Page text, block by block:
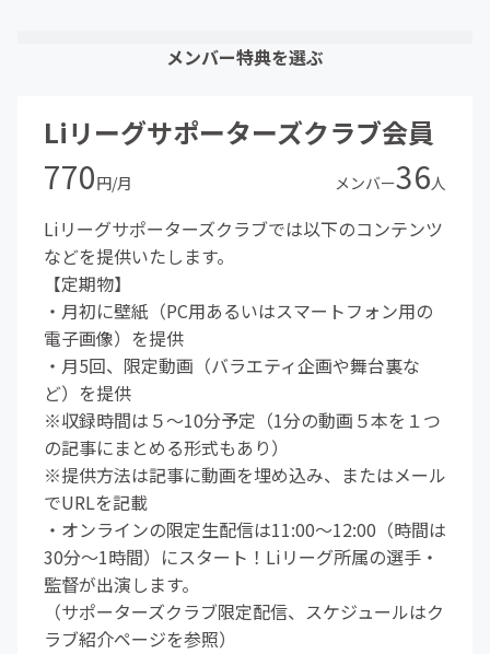
メンバー特典を選ぶ
Liリーグサポーターズクラブ会員
770円/月 メンバー36人
Liリーグサポーターズクラブでは以下のコンテンツ
などを提供いたします。
【定期物】
・月初に壁紙（PC用あるいはスマートフォン用の
電子画像）を提供
・月5回、限定動画（バラエティ企画や舞台裏な
ど）を提供
※収録時間は５～10分予定（1分の動画５本を１つ
の記事にまとめる形式もあり）
※提供方法は記事に動画を埋め込み、またはメール
でURLを記載
・オンラインの限定生配信は11:00～12:00（時間は
30分～1時間）にスタート！Liリーグ所属の選手・
監督が出演します。
（サポーターズクラブ限定配信、スケジュールはク
ラブ紹介ページを参照）